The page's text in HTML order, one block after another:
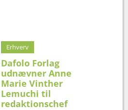
Erhverv
Dafolo Forlag
udnævner Anne
Marie Vinther
Lemuchi til
redaktionschef